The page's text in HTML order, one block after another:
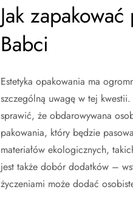
Jak
Babci
Estetyka opakowania ma
szczególną uwagę w tej
sprawić, że obdarowywana
pakowania, który będzie
materiałów ekologicznych,
jest także dobór dodatków –
życzeniami może dodać